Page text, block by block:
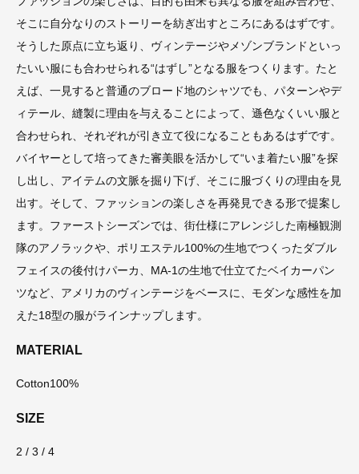
そこに自分なりのストーリーを紡ぎ出すところにあるはずです。
そうした原点に立ち返り、ヴィンテージやメゾンブランドといっ
たいい服にも合わせられる“はずし”となる服をつくります。たと
えば、一見すると普通のブロード地のシャツでも、パターンやデ
ィテール、縫製に理由を与えることによって、遜色なくいい服と
合わせられ、それぞれが引き立て役になることもあるはずです。
バイヤーとして培ってきた審美眼を活かして“いま着たい服”を探
し出し、アイテムの文脈を掘り下げ、そこに服づくりの理由を見
出す。そして、ファッションの楽しさを再発見できる形で提案し
ます。ファーストシーズンでは、街仕様にアレンジした南極観測
隊のアノラックや、ポリエステル100%の生地でつくったダブル
フェイスの後付けパーカ、MA-1の生地で仕立てたベイカーパン
ツなど、アメリカのヴィンテージをベースに、モダンな感性を加
えた18型の服がラインナップします。
MATERIAL
Cotton100%
SIZE
2 / 3 / 4